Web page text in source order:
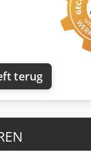
terug